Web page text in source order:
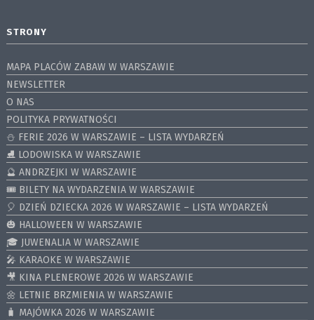
STRONY
MAPA PLACÓW ZABAW W WARSZAWIE
NEWSLETTER
O NAS
POLITYKA PRYWATNOŚCI
⛄️ FERIE 2026 W WARSZAWIE – LISTA WYDARZEŃ
⛸ LODOWISKA W WARSZAWIE
🔮 ANDRZEJKI W WARSZAWIE
🎟️ BILETY NA WYDARZENIA W WARSZAWIE
🎈 DZIEŃ DZIECKA 2026 W WARSZAWIE – LISTA WYDARZEŃ
🎃 HALLOWEEN W WARSZAWIE
🎓 JUWENALIA W WARSZAWIE
🎤 KARAOKE W WARSZAWIE
🎥 KINA PLENEROWE 2026 W WARSZAWIE
🌼 LETNIE BRZMIENIA W WARSZAWIE
🧳 MAJÓWKA 2026 W WARSZAWIE